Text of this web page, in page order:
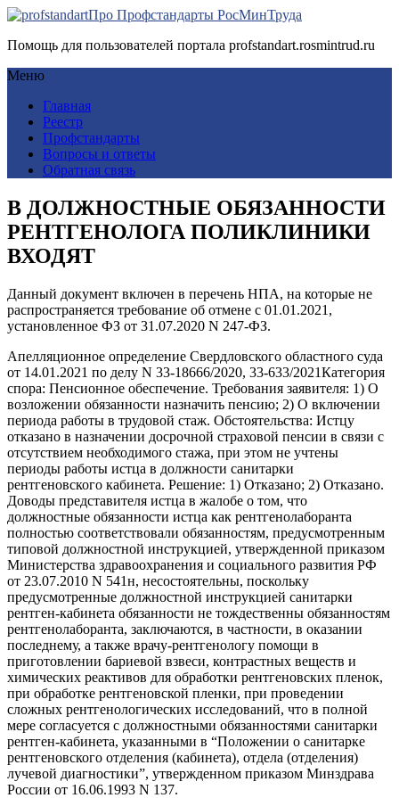
Про Профстандарты РосМинТруда
Помощь для пользователей портала profstandart.rosmintrud.ru
Меню
Главная
Реестр
Профстандарты
Вопросы и ответы
Обратная связь
В ДОЛЖНОСТНЫЕ ОБЯЗАННОСТИ
РЕНТГЕНОЛОГА ПОЛИКЛИНИКИ
ВХОДЯТ
Данный документ включен в перечень НПА, на которые не
распространяется требование об отмене с 01.01.2021,
установленное ФЗ от 31.07.2020 N 247-ФЗ.
Апелляционное определение Свердловского областного суда
от 14.01.2021 по делу N 33-18666/2020, 33-633/2021Категория
спора: Пенсионное обеспечение. Требования заявителя: 1) О
возложении обязанности назначить пенсию; 2) О включении
периода работы в трудовой стаж. Обстоятельства: Истцу
отказано в назначении досрочной страховой пенсии в связи с
отсутствием необходимого стажа, при этом не учтены
периоды работы истца в должности санитарки
рентгеновского кабинета. Решение: 1) Отказано; 2) Отказано.
Доводы представителя истца в жалобе о том, что
должностные обязанности истца как рентгенолаборанта
полностью соответствовали обязанностям, предусмотренным
типовой должностной инструкцией, утвержденной приказом
Министерства здравоохранения и социального развития РФ
от 23.07.2010 N 541н, несостоятельны, поскольку
предусмотренные должностной инструкцией санитарки
рентген-кабинета обязанности не тождественны обязанностям
рентгенолаборанта, заключаются, в частности, в оказании
последнему, а также врачу-рентгенологу помощи в
приготовлении бариевой взвеси, контрастных веществ и
химических реактивов для обработки рентгеновских пленок,
при обработке рентгеновской пленки, при проведении
сложных рентгенологических исследований, что в полной
мере согласуется с должностными обязанностями санитарки
рентген-кабинета, указанными в “Положении о санитарке
рентгеновского отделения (кабинета), отдела (отделения)
лучевой диагностики”, утвержденном приказом Минздрава
России от 16.06.1993 N 137.